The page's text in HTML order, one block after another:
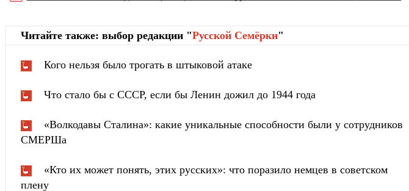
Читайте также: выбор редакции "Русской Cемёрки"
Кого нельзя было трогать в штыковой атаке
Что стало бы с СССР, если бы Ленин дожил до 1944 года
«Волкодавы Сталина»: какие уникальные способности были у сотрудников
СМЕРШа
«Кто их может понять, этих русских»: что поразило немцев в советском
плену